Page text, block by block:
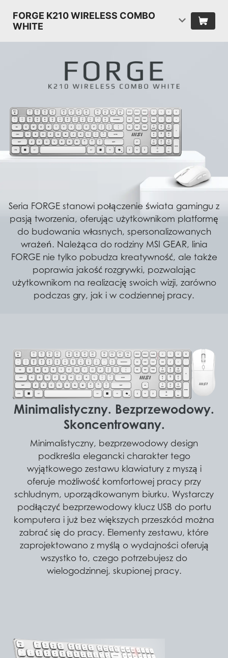
FORGE K210 WIRELESS COMBO
WHITE
Seria FORGE stanowi połączenie świata gamingu z
pasją tworzenia, oferując użytkownikom platformę
do budowania własnych, spersonalizowanych
wrażeń. Należąca do rodziny MSI GEAR, linia
FORGE nie tylko pobudza kreatywność, ale także
poprawia jakość rozgrywki, pozwalając
użytkownikom na realizację swoich wizji, zarówno
podczas gry, jak i w codziennej pracy.
Minimalistyczny. Bezprzewodowy.
Skoncentrowany.
Minimalistyczny, bezprzewodowy design
podkreśla elegancki charakter tego
wyjątkowego zestawu klawiatury z myszą i
oferuje możliwość komfortowej pracy przy
schludnym, uporządkowanym biurku. Wystarczy
podłączyć bezprzewodowy klucz USB do portu
komputera i już bez większych przeszkód można
zabrać się do pracy. Elementy zestawu, które
zaprojektowano z myślą o wydajności oferują
wszystko to, czego potrzebujesz do
wielogodzinnej, skupionej pracy.